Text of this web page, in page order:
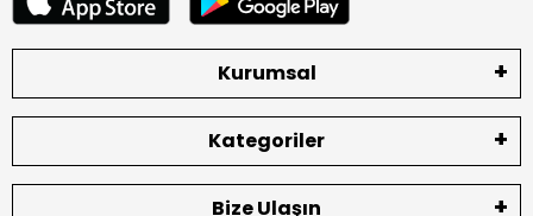
Kurumsal
Kategoriler
Bize Ulaşın